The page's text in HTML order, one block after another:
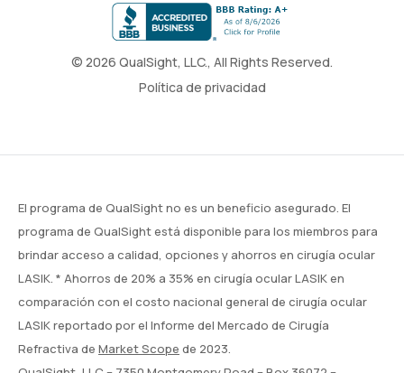
© 2026 QualSight, LLC., All Rights Reserved.
Política de privacidad
El programa de QualSight no es un beneficio asegurado. El
programa de QualSight está disponible para los miembros para
brindar acceso a calidad, opciones y ahorros en cirugía ocular
LASIK. * Ahorros de 20% a 35% en cirugía ocular LASIK en
comparación con el costo nacional general de cirugía ocular
LASIK reportado por el Informe del Mercado de Cirugía
Refractiva de Market Scope de 2023.